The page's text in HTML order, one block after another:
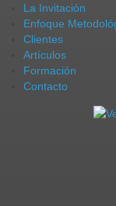
La Invitación
Enfoque
Clientes
Artículos
Formación
Contacto